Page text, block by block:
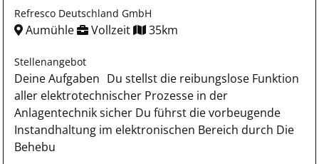
Refresco Deutschland GmbH
Aumühle Vollzeit 35km
Stellenangebot
Deine Aufgaben Du stellst die reibungslose Funktion
aller elektrotechnischer Prozesse in der
Anlagentechnik sicher Du führst die vorbeugende
Instandhaltung im elektronischen Bereich durch Die
Behebu